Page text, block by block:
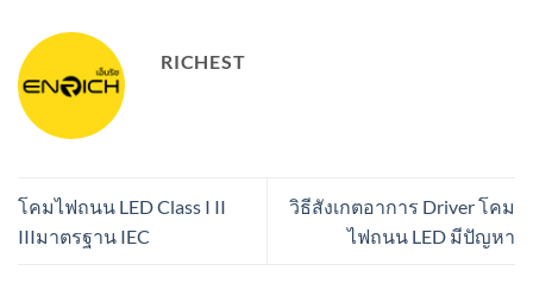
RICHEST
โคมไฟถนน LED Class I II
IIIมาตรฐาน IEC
วิธีสังเกตอาการ Driver โคม
ไฟถนน LED มีปัญหา